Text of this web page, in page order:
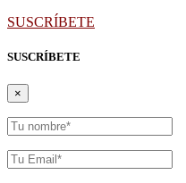
SUSCRÍBETE
SUSCRÍBETE
×